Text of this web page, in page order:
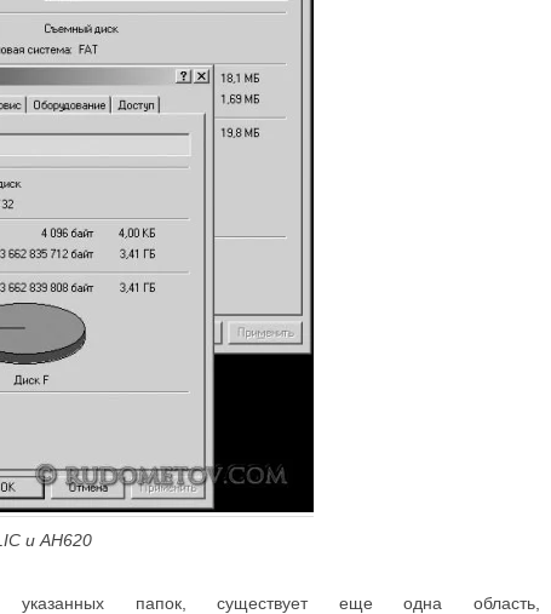
и AH620
папок, существует еще одна область,